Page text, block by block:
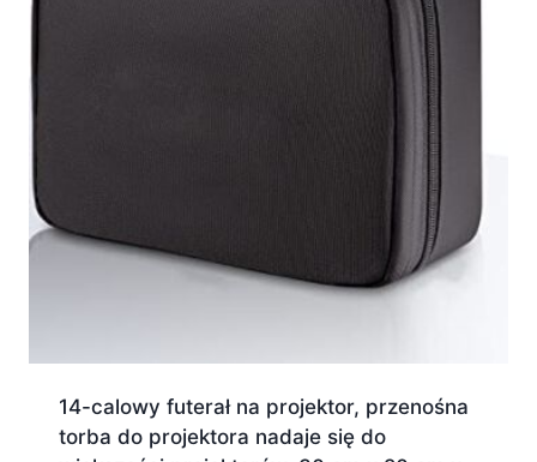
14-calowy futerał na projektor, przenośna
torba do projektora nadaje się do